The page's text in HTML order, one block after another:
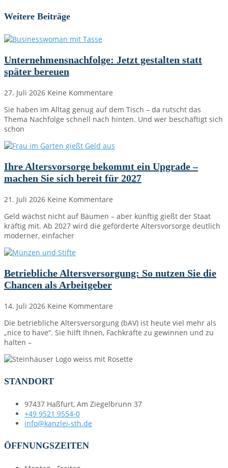
Weitere Beiträge
Unternehmensnachfolge: Jetzt gestalten statt
später bereuen
27. Juli 2026 Keine Kommentare
Sie haben im Alltag genug auf dem Tisch – da rutscht das
Thema Nachfolge schnell nach hinten. Und wer beschäftigt sich
schon
Ihre Altersvorsorge bekommt ein Upgrade –
machen Sie sich bereit für 2027
21. Juli 2026 Keine Kommentare
Geld wächst nicht auf Bäumen – aber künftig gießt der Staat
kräftig mit. Ab 2027 wird die geförderte Altersvorsorge deutlich
moderner, einfacher
Betriebliche Altersversorgung: So nutzen Sie die
Chancen als Arbeitgeber
14. Juli 2026 Keine Kommentare
Die betriebliche Altersversorgung (bAV) ist heute viel mehr als
„nice to have“. Sie hilft Ihnen, Fachkräfte zu gewinnen und zu
halten –
STANDORT
97437 Haßfurt, Am Ziegelbrunn 37
+49 9521 9554-0
info@kanzlei-sth.de
ÖFFNUNGSZEITEN